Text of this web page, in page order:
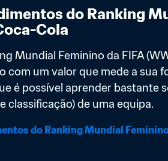
do Ranking
Cola
Mundial Feminino da FIFA
com um valor que mede a sua
é possível aprender bastante
classificação) de uma equipa.
do Ranking Mundial